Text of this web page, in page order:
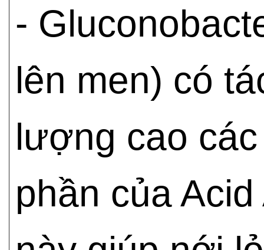
-
lên men) có
lượng cao
phần của